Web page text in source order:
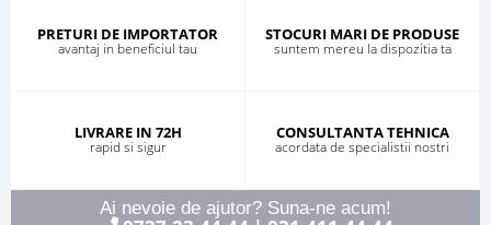
PRETURI DE IMPORTATOR
avantaj in beneficiul tau
STOCURI MARI DE PRODUSE
suntem mereu la dispozitia ta
LIVRARE IN 72H
rapid si sigur
CONSULTANTA TEHNICA
acordata de specialistii nostri
Ai nevoie de ajutor? Suna-ne acum!